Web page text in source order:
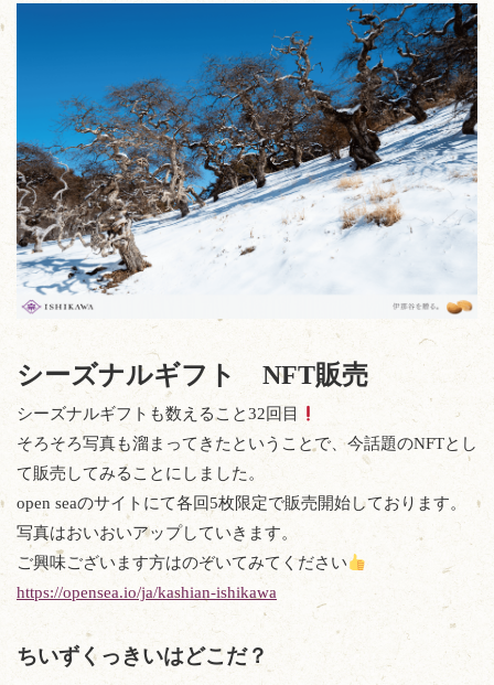
シーズナルギフト NFT販売
シーズナルギフトも数えること32回目
そろそろ写真も溜まってきたということで、今話題のNFTとし
て販売してみることにしました。
open seaのサイトにて各回5枚限定で販売開始しております。
写真はおいおいアップしていきます。
ご興味ございます方はのぞいてみてください
https://opensea.io/ja/kashian-ishikawa
ちいずくっきいはどこだ？